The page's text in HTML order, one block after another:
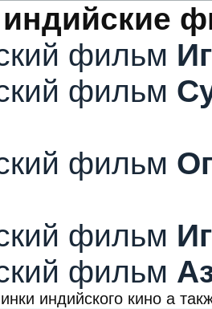
фильм
фильм
фильм
фильм
фильм
индийского кино а